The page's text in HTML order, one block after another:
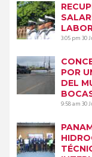
3:05 pm30
POR
DEL
9:58 am30